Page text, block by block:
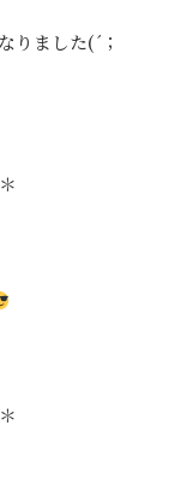
りました(´；